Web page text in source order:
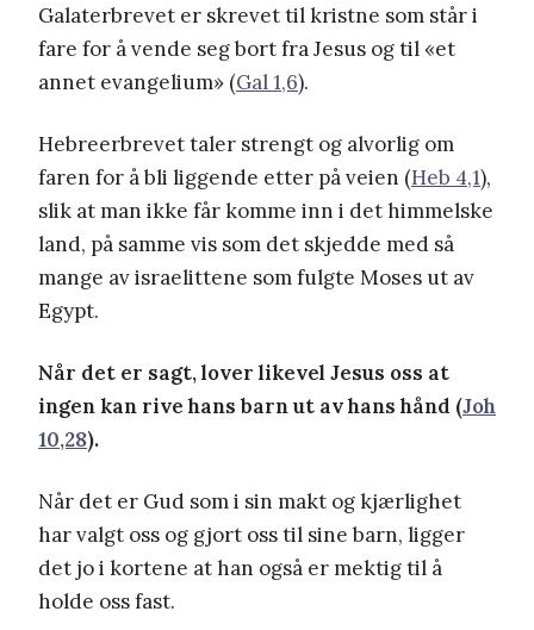
Galaterbrevet er skrevet til kristne som står i
fare for å vende seg bort fra Jesus og til «et
annet evangelium» (Gal 1,6).
Hebreerbrevet taler strengt og alvorlig om
faren for å bli liggende etter på veien (Heb 4,1),
slik at man ikke får komme inn i det himmelske
land, på samme vis som det skjedde med så
mange av israelittene som fulgte Moses ut av
Egypt.
Når det er sagt, lover likevel Jesus oss at
ingen kan rive hans barn ut av hans hånd (Joh
10,28).
Når det er Gud som i sin makt og kjærlighet
har valgt oss og gjort oss til sine barn, ligger
det jo i kortene at han også er mektig til å
holde oss fast.